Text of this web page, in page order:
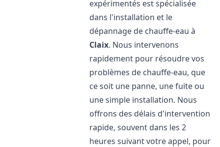
expérimentés est spécialisée
dans l'installation et le
dépannage de chauffe-eau à
Claix. Nous intervenons
rapidement pour résoudre vos
problèmes de chauffe-eau, que
ce soit une panne, une fuite ou
une simple installation. Nous
offrons des délais d'intervention
rapide, souvent dans les 2
heures suivant votre appel, pour